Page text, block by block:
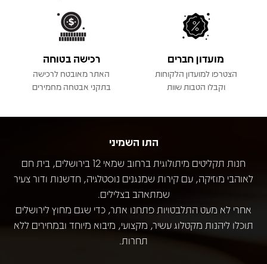
מועדון חברים
הצטרפו למועדון הלקוחות
וקבלו הטבות שוות
רכישה בטוחה
האתר מאובטח לרכישה
בתקני אבטחה מחמירים
התו השמיני
חנות תקליטים מיתולוגית ברחוב שמאי 12 בירושלים, בית חם
לאוהבי מוזיקה, עם קירות שמנגנים נוסטלגיה, חדשנות ודור צעיר
שמתאהב בצלילים.
אחרי לא מעט התלבטויות פתחנו אתר, כדי שגם מחוץ לירושלים
תוכלו ליהנות מקטלוג עשיר, מקצועי, מיבוא מיוחד ובמחירים ללא
תחרות.